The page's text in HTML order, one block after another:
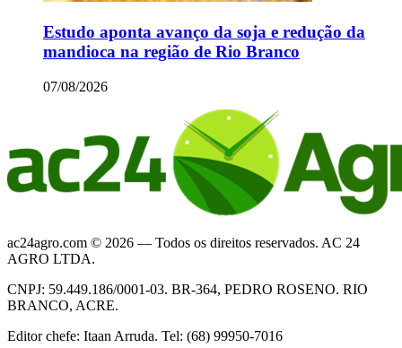
Estudo aponta avanço da soja e redução da
mandioca na região de Rio Branco
07/08/2026
ac24agro.com © 2026 — Todos os direitos reservados. AC 24
AGRO LTDA.
CNPJ: 59.449.186/0001-03. BR-364, PEDRO ROSENO. RIO
BRANCO, ACRE.
Editor chefe: Itaan Arruda. Tel: (68) 99950-7016